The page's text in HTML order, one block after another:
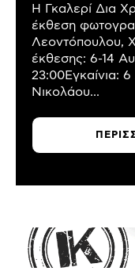
Η Γκαλερί Δια
έκθεση
Λεοντόπουλου,
έκθεσης: 6-14
23:00Εγκαίνια:
Νικολάου...